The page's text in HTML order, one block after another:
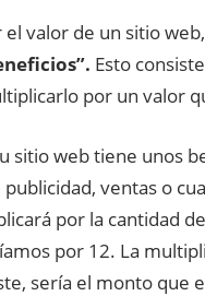
valor de un sitio
Esto
por un valor
sitio web tiene unos
ventas o
por la cantidad
por 12. La
sería el monto que